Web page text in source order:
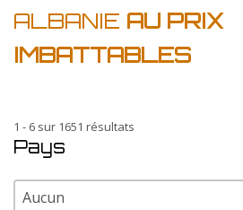
ALBANIE AU PRIX
IMBATTABLES
1 - 6 sur 1651 résultats
Pays
Pays
Pays